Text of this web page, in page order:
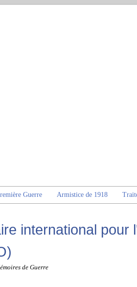
Guerre Armistice de 1918
international pour
de Guerre